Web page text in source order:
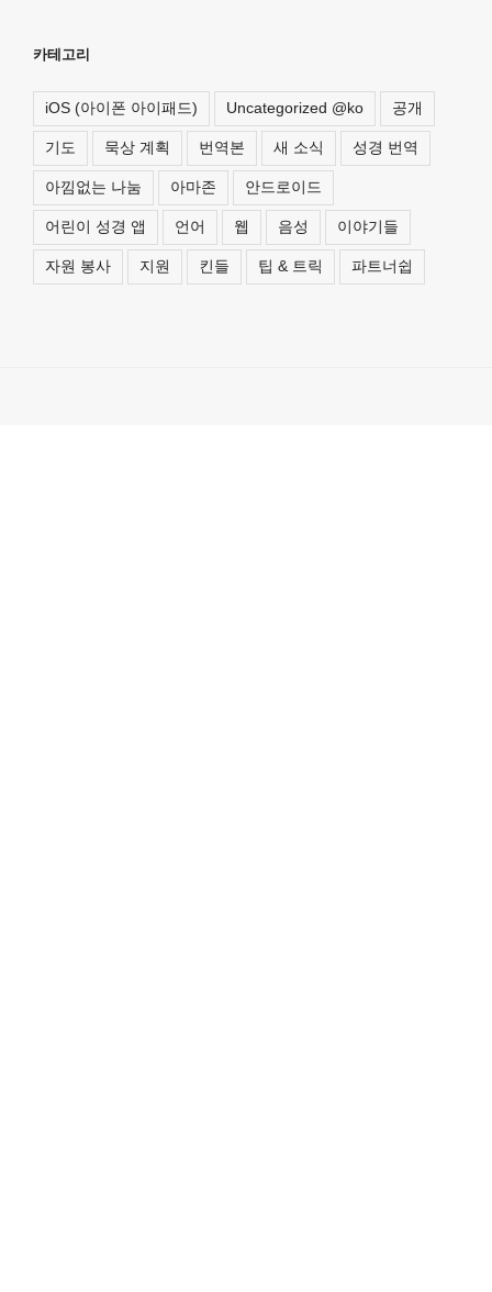
카테고리
iOS (아이폰 아이패드) Uncategorized @ko 공개
기도 묵상 계획 번역본 새 소식 성경 번역
아낌없는 나눔 아마존 안드로이드
어린이 성경 앱 언어 웹 음성 이야기들
자원 봉사 지원 킨들 팁 & 트릭 파트너쉽